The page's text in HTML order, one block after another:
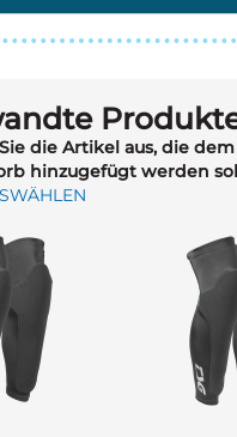
die Artikel aus, die dem
hinzugefügt werden